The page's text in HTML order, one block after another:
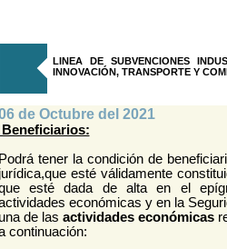
LINEA DE SUBVENCIONES
INNOVACIÓN, TRANSPORTE Y
de Octubre del 2021
Beneficiarios:
Podrá tener la condición de
jurídica,que esté válidamente
esté dada de alta en el
económicas y en la
una de las actividades económicas
continuación: